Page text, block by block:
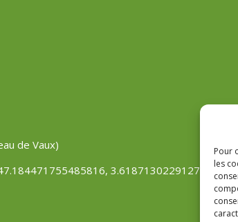
Pour
les
de Vaux)
3.618713022912785